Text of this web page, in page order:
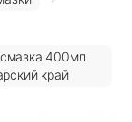
400мл
край